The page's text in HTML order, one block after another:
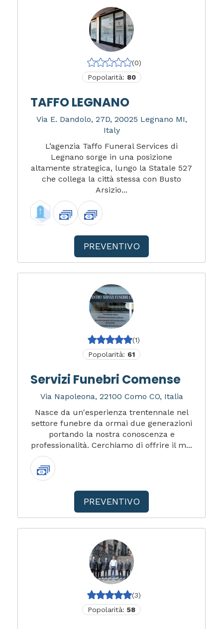
(0)
Popolarità: 80
TAFFO LEGNANO
Via E. Dandolo, 27D, 20025 Legnano MI,
Italy
L’agenzia Taffo Funeral Services di
Legnano sorge in una posizione
altamente strategica, lungo la Statale 527
che collega la città stessa con Busto
Arsizio...
PREVENTIVO
(1)
Popolarità: 61
Servizi Funebri Comense
Via Napoleona, 22100 Como CO, Italia
Nasce da un'esperienza trentennale nel
settore funebre da ormai due generazioni
portando la nostra conoscenza e
professionalità. Cerchiamo di offrire il m...
PREVENTIVO
(3)
Popolarità: 58